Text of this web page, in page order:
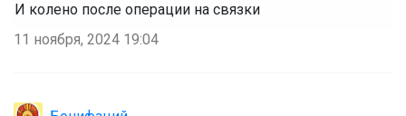
И колено после операции на связки
11 ноября, 2024 19:04